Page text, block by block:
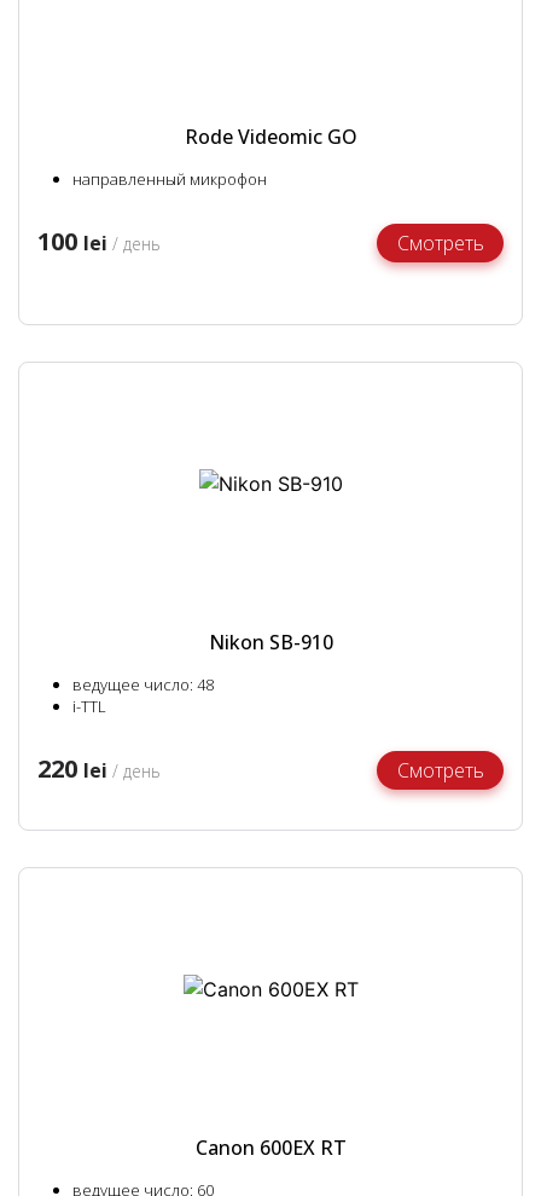
Rode Videomic GO
направленный микрофон
100 lei / день Смотреть
Nikon SB-910
ведущее число: 48
i-TTL
220 lei / день Смотреть
Canon 600EX RT
ведущее число: 60